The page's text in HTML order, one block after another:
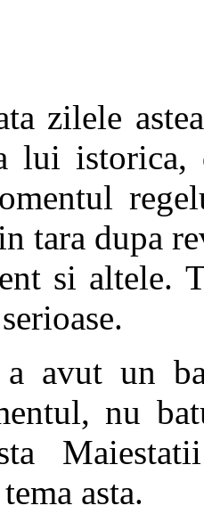
zilele
lui
tara dupa
si altele.
a avut un
nu
asta.